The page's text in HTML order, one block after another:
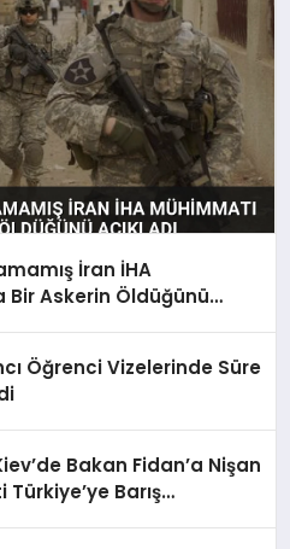
İran İHA
Bir Askerin Öldüğünü
Öğrenci Vizelerinde Süre
Bakan Fidan’a Nişan
Barış